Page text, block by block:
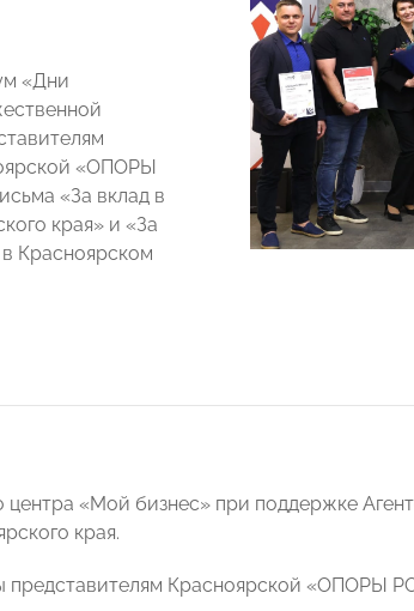
«Дни
«ОПОРЫ
«За вклад в
края» и «За
Красноярском
«Мой бизнес» при поддержке
края.
представителям Красноярской «ОПОРЫ